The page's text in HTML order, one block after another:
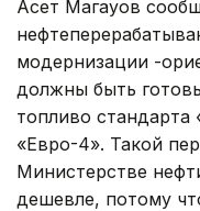
Асет Магауов
модернизации -
должны быть
топливо
«Евро-4». Такой
Министерстве
дешевле, потому